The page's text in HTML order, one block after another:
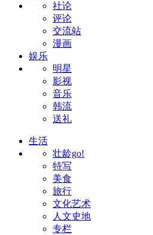
社论
评论
交流站
漫画
娱乐
明星
影视
音乐
韩流
送礼
生活
壮龄go!
特写
美食
旅行
文化艺术
人文史地
专栏